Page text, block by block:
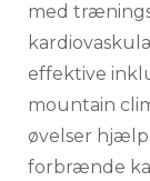
med
effektive
mountain
øvelser
forbrænde